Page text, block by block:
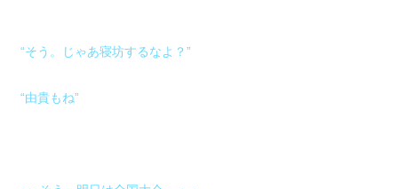
“そう。じゃあ寝坊するなよ？”
“由貴もね”